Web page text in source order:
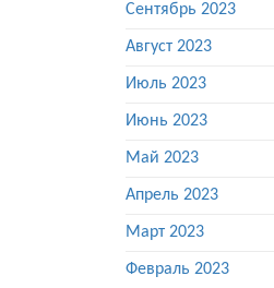
Сентябрь 2023
Август 2023
Июль 2023
Июнь 2023
Май 2023
Апрель 2023
Март 2023
Февраль 2023